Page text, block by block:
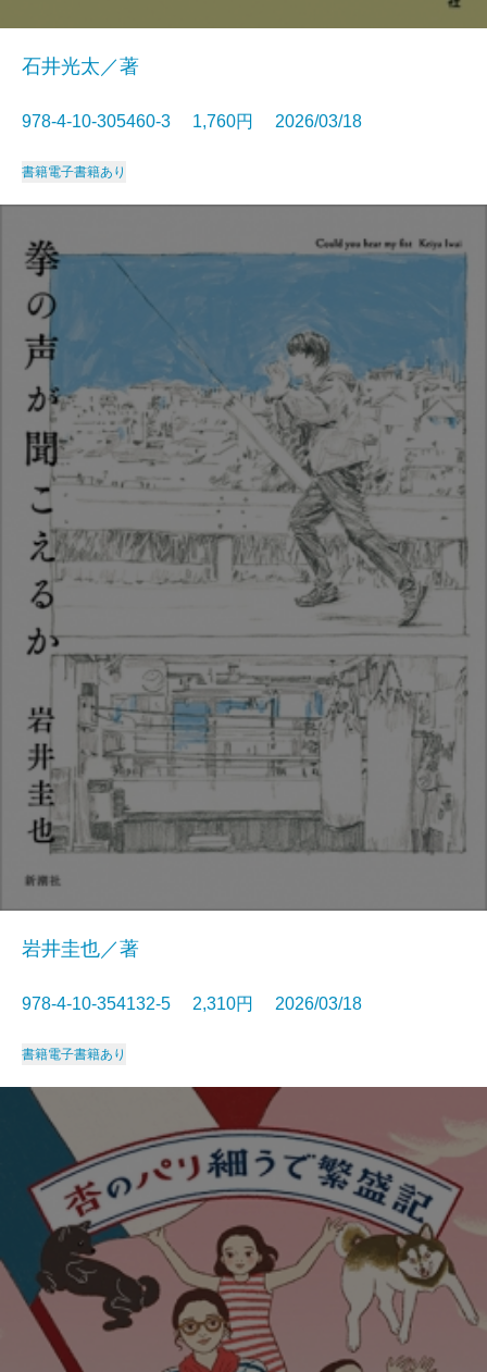
石井光太／著
978-4-10-305460-3 1,760円 2026/03/18
書籍電子書籍あり
岩井圭也／著
978-4-10-354132-5 2,310円 2026/03/18
書籍電子書籍あり